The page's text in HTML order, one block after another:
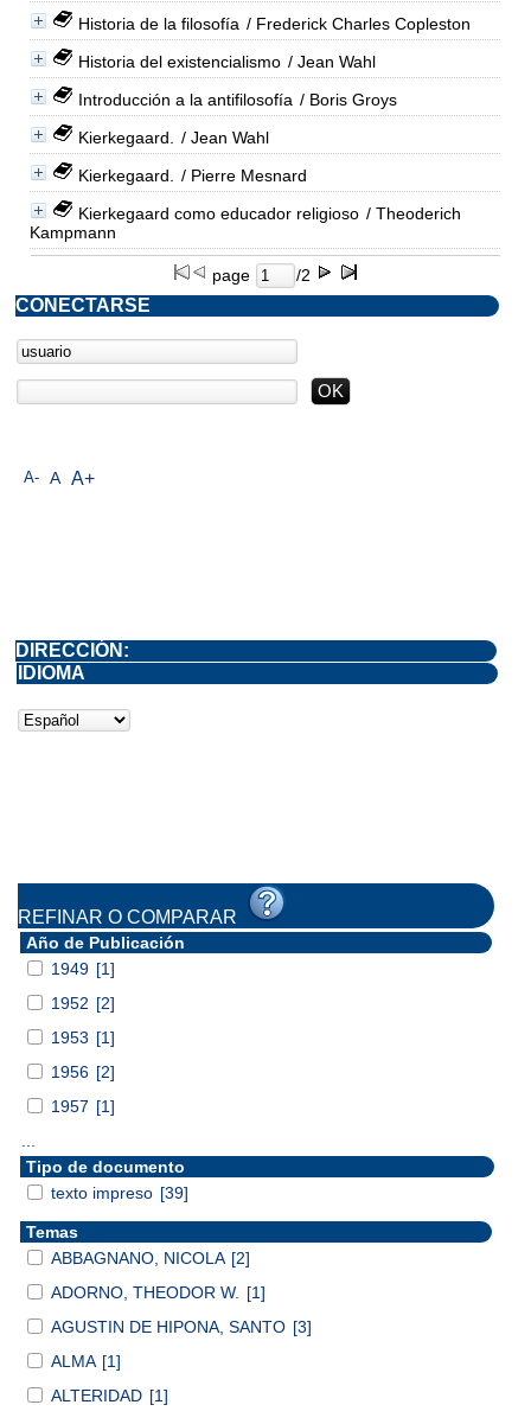
Historia de la filosofía / Frederick Charles Copleston
Historia del existencialismo / Jean Wahl
Introducción a la antifilosofía / Boris Groys
Kierkegaard.
/ Jean Wahl
Kierkegaard.
/ Pierre Mesnard
Kierkegaard como educador religioso / Theoderich
Kampmann
page /2
A- A A+
CONECTARSE
DIRECCIÓN:
IDIOMA
REFINAR O COMPARAR
Año de Publicación
1949 [1]
1952 [2]
1953 [1]
1956 [2]
1957 [1]
Tipo de documento
texto impreso [39]
Temas
ABBAGNANO, NICOLA [2]
ADORNO, THEODOR W.
[1]
AGUSTIN DE HIPONA, SANTO [3]
ALMA [1]
ALTERIDAD [1]